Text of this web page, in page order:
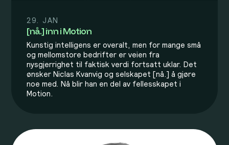
29. JAN
[nå.] inn i Motion
Kunstig intelligens er overalt, men for mange små
og mellomstore bedrifter er veien fra
nysgjerrighet til faktisk verdi fortsatt uklar. Det
ønsker Niclas Kvanvig og selskapet [nå.] å gjøre
noe med. Nå blir han en del av fellesskapet i
Motion.